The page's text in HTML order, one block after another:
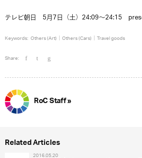
テレビ朝日 5月7日（土）24:09〜24:15
Keywords: Others (Art) Others (Cars) Travel goods
Share:
RoC Staff »
Related Articles
2016.05.20